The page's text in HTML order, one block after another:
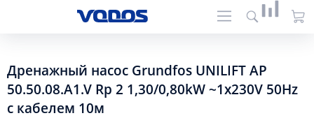
Дренажный насос Grundfos UNILIFT AP
50.50.08.A1.V Rp 2 1,30/0,80kW ~1x230V 50Hz
с кабелем 10м